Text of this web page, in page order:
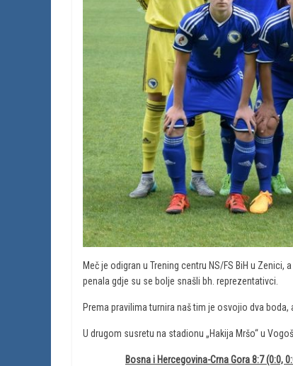
Meč je odigran u Trening centru NS/FS BiH u
penala gdje su se bolje snašli bh. reprezentativci.
Prema pravilima turnira naš tim je osvojio dva boda,
U drugom susretu na stadionu „Hakija Mršo“ u
Bosna i Hercegovina-Crna Gora 8:7 (0:0,